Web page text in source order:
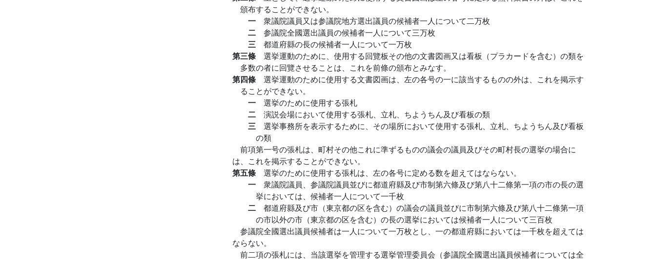
頒布することができない。
一 衆議院議員又は参議院地方選出議員の候補者一人について二万枚
二 参議院全國選出議員の候補者一人について三万枚
三 都道府縣の長の候補者一人について一万枚
第三條 選挙運動のために、使用する回覽板その他の文書図画又は看板（プラカードを含む）の類を
多数の者に回覽させることは、これを前條の頒布とみなす。
第四條 選挙運動のために使用する文書図画は、左の各号の一に該当するものの外は、これを掲示す
ることができない。
一 選挙のために使用する張札
二 演説会場において使用する張札、立札、ちようちん及び看板の類
三 選挙事務所を表示するために、その場所において使用する張札、立札、ちようちん及び看板
の類
前項第一号の張札は、町村その他これに準ずるものの議会の議員及びその町村長の選挙の場合に
は、これを掲示することができない。
第五條 選挙のために使用する張札は、左の各号に定める数を超えてはならない。
一 衆議院議員、参議院議員並びに都道府縣及び市制第六條及び第八十二條第一項の市の長の選
挙においては、候補者一人について一千枚
二 都道府縣及び市（東京都の区を含む）の議会の議員並びに市制第六條及び第八十二條第一項
の市以外の市（東京都の区を含む）の長の選挙においては候補者一人について三百枚
参議院全國選出議員候補者は一人について一万枚とし、一の都道府縣においては一千枚を超えては
ならない。
前二項の張札には、当該選挙を管理する選挙管理委員会（参議院全國選出議員候補者については全